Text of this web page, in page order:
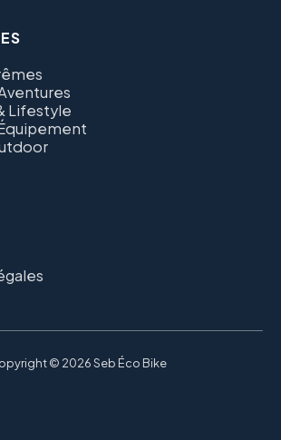
Lifestyle
© 2026 Seb Éco Bike